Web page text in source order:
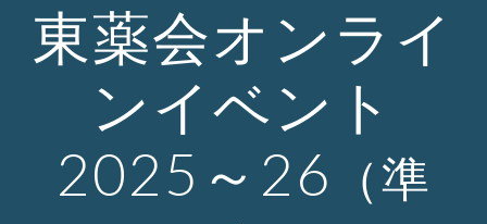
東薬会オンライ
ンイベント
2025～26 （準